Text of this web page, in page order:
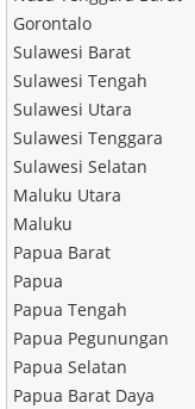
Gorontalo
Sulawesi Barat
Sulawesi Tengah
Sulawesi Utara
Sulawesi Tenggara
Sulawesi Selatan
Maluku Utara
Maluku
Papua Barat
Papua
Papua Tengah
Papua Pegunungan
Papua Selatan
Papua Barat Daya